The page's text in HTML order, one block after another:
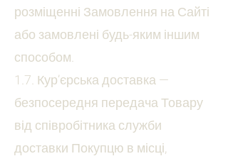
розміщенні Замовлення на Сайті
або замовлені будь-яким іншим
способом.
1.7. Кур’єрська доставка —
безпосередня передача Товару
від співробітника служби
доставки Покупцю в місці,